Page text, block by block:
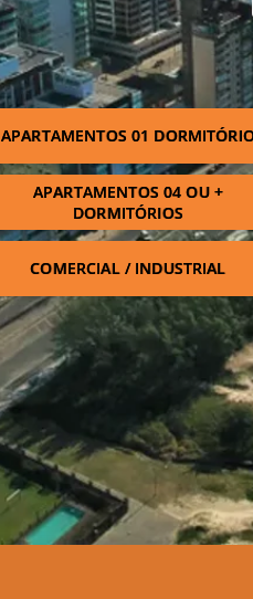
APARTAMENTOS 01
APARTAMENTOS 04 OU +
DORMITÓRIOS
COMERCIAL / INDUSTRIAL